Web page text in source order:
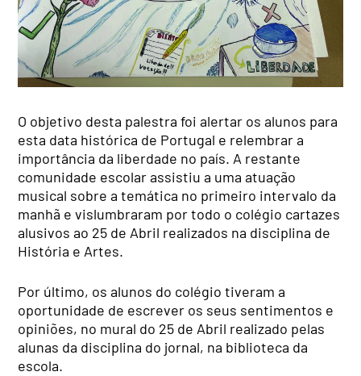
O objetivo desta palestra foi alertar os alunos para
esta data histórica de Portugal e relembrar a
importância da liberdade no país. A restante
comunidade escolar assistiu a uma atuação
musical sobre a temática no primeiro intervalo da
manhã e vislumbraram por todo o colégio cartazes
alusivos ao 25 de Abril realizados na disciplina de
História e Artes.
Por último, os alunos do colégio tiveram a
oportunidade de escrever os seus sentimentos e
opiniões, no mural do 25 de Abril realizado pelas
alunas da disciplina do jornal, na biblioteca da
escola.